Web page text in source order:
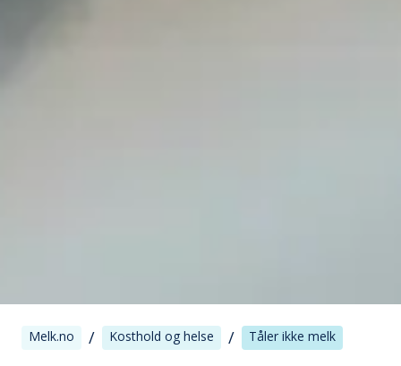
Melk.no / Kosthold og helse / Tåler ikke melk